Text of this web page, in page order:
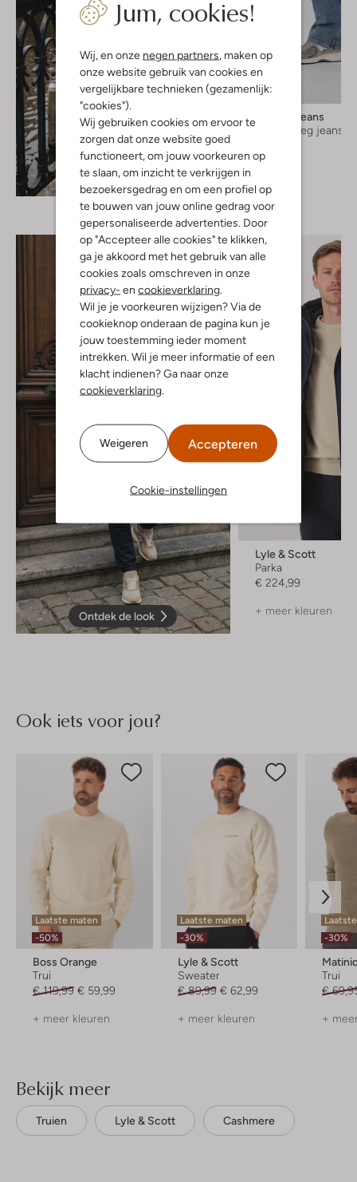
Jum, cookies!
Wij, en onze negen partners , maken op
onze website gebruik van cookies en
vergelijkbare technieken (gezamenlijk:
"cookies").
Wij gebruiken cookies om ervoor te
zorgen dat onze website goed
functioneert, om jouw voorkeuren op
te slaan, om inzicht te verkrijgen in
bezoekersgedrag en om een profiel op
te bouwen van jouw online gedrag voor
gepersonaliseerde advertenties. Door
op "Accepteer alle cookies" te klikken,
ga je akkoord met het gebruik van alle
cookies zoals omschreven in onze
privacy- en cookieverklaring
Wil je je voorkeuren wijzigen? Via de
cookieknop onderaan de pagina kun je
jouw toestemming ieder moment
intrekken. Wil je meer informatie of een
klacht indienen? Ga naar onze
cookieverklaring
Weigeren Accepteren
Cookie-instellingen
Ontdek de look
Tommy Jeans
Straight leg jeans
Ontdek de look
Lyle & Scott
Parka
€ 224,99
+ meer kleuren
Ook iets voor jou?
Laatste maten
-50%
Boss Orange
Trui
€ 119,99 € 59,99
+ meer kleuren
Laatste maten
-30%
Lyle & Scott
Sweater
€ 89,99 € 62,99
+ meer kleuren
-30%
Trui
€
+
Bekijk meer
Truien Lyle & Scott Cashmere